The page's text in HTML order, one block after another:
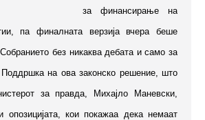
за финансирање на
па финалната верзија вчера беше
без никаква дебата и само за
Поддршка на ова законско решение, што
за правда, Михајло Маневски,
кои покажаа дека немаат